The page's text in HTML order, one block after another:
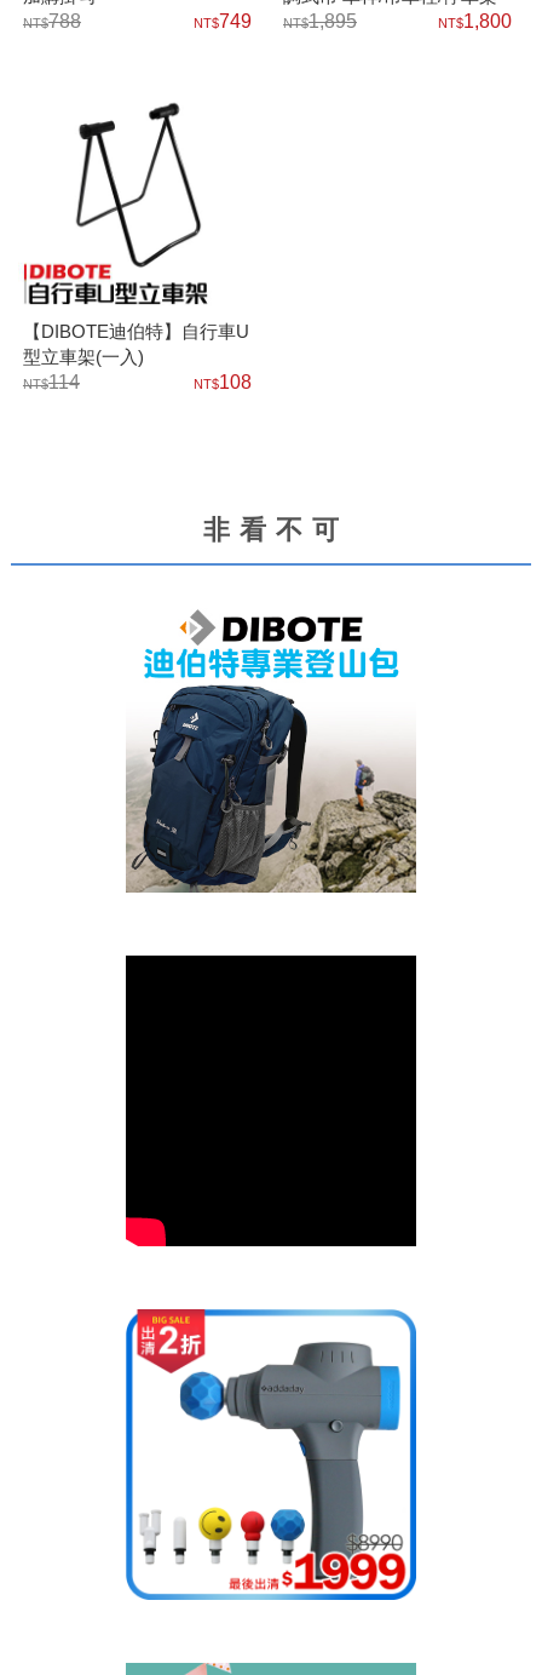
788
749
1,895
1,800
【DIBOTE迪伯特】自行車U
型立車架(一入)
114
108
非看不可